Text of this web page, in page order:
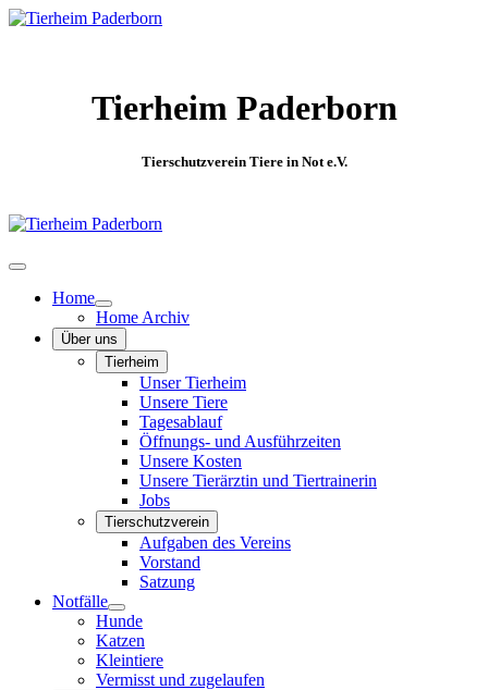
Tierheim Paderborn
Tierschutzverein Tiere in Not e.V.
Home
Home Archiv
Über uns
Tierheim
Unser Tierheim
Unsere Tiere
Tagesablauf
Öffnungs- und Ausführzeiten
Unsere Kosten
Unsere Tierärztin und Tiertrainerin
Jobs
Tierschutzverein
Aufgaben des Vereins
Vorstand
Satzung
Notfälle
Hunde
Katzen
Kleintiere
Vermisst und zugelaufen